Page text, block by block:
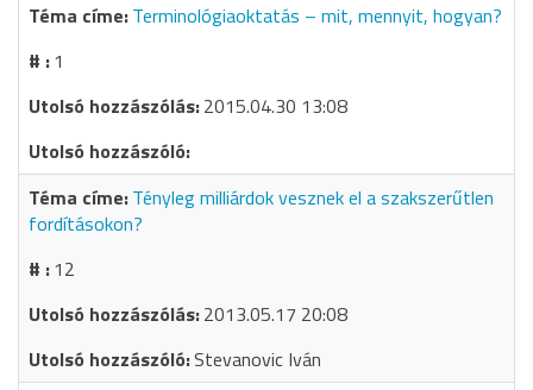
Terminológiaoktatás – mit, mennyit, hogyan?
1
2015.04.30 13:08
Tényleg milliárdok vesznek el a szakszerűtlen
fordításokon?
12
2013.05.17 20:08
Stevanovic Iván